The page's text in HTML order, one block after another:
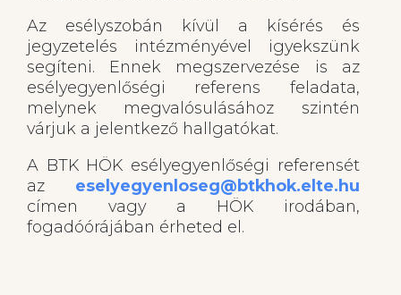
Az esélyszobán kívül a kísérés és
jegyzetelés intézményével igyekszünk
segíteni. Ennek megszervezése is az
esélyegyenlőségi referens feladata,
melynek megvalósulásához szintén
várjuk a jelentkező hallgatókat.
A BTK HÖK esélyegyenlőségi referensét
az eselyegyenloseg@btkhok.elte.hu
címen vagy a HÖK irodában,
fogadóórájában érheted el.